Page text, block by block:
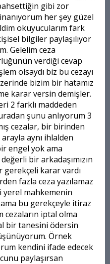
gibi zor
her şey güzel
okuyucularım fark
bilgiler paylaşılıyor
Gelelim ceza
verdiği cevap
olsaydı biz bu cezayı
bizim bir hatamız
karar versin demişler.
2 farklı maddeden
şunu anlıyorum 3
cezalar, bir birinden
aynı ihlalden
engel yok ama
bir arkadaşımızın
gerekçeli karar vardı
fazla ceza yazılamaz
yerel mahkemenin
bu gerekçeyle itiraz
cezaların iptal olma
bir tanesini ödersin
Örnek
kendini ifade edecek
paylaşırsan